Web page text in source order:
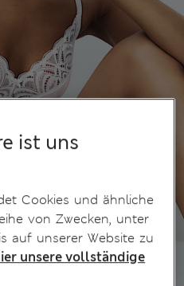
ist uns
Cookies und ähnliche
von Zwecken, unter
auf unserer Website zu
unsere vollständige